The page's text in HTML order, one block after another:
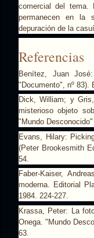
comercial del tema.
permanecen en la
depuración de la
Referencias
Benítez, Juan
"Documento", nº 83).
Dick, William; y
misterioso objeto
"Mundo
Evans, Hilary:
(Peter Brookesmith
54.
Faber-Kaiser,
moderna. Editorial
1984. 224-227.
Krassa, Peter: La
Onega. "Mundo
63.